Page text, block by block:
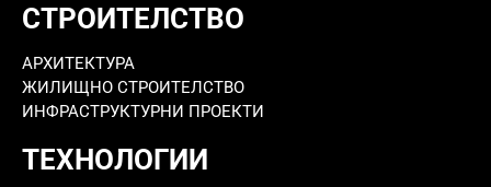
СТРОИТЕЛСТВО
АРХИТЕКТУРА
ЖИЛИЩНО СТРОИТЕЛСТВО
ИНФРАСТРУКТУРНИ ПРОЕКТИ
ТЕХНОЛОГИИ